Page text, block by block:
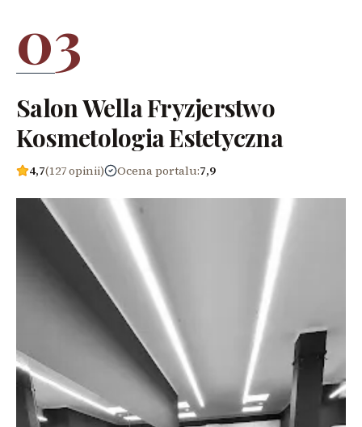
03
Salon Wella Fryzjerstwo
Kosmetologia Estetyczna
4,7(127 opinii) Ocena portalu:7,9